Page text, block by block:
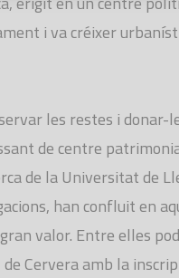
i va créixer
les restes i
de centre
de la Universitat de
han confluit en
valor. Entre elles
Cervera amb la